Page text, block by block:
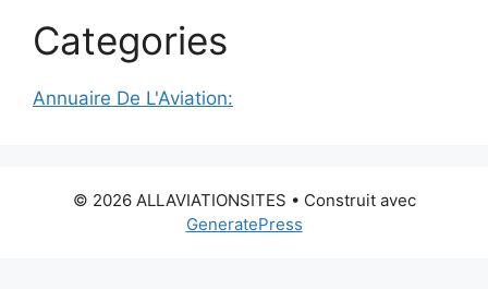
Categories
Annuaire De L'Aviation:
© 2026 ALLAVIATIONSITES • Construit avec
GeneratePress